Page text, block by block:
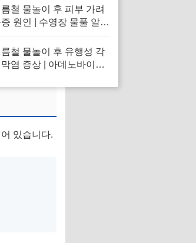
있습니다.
응급처치 수칙
철 물놀이 후 피부 가려
원인 | 수영장 물풀 알레
치 수칙
철 물놀이 후 유행성 각
염 증상 | 아데노바이러
충혈 응급처치 수칙